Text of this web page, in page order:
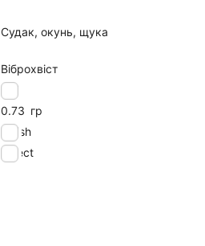
Судак, окунь, щука
Віброхвіст
006
0.73 гр
Fetish
Select